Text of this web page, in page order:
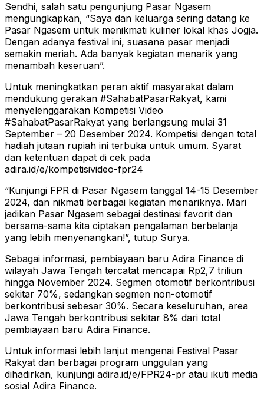
Sendhi, salah satu pengunjung Pasar Ngasem
mengungkapkan, “Saya dan keluarga sering datang ke
Pasar Ngasem untuk menikmati kuliner lokal khas Jogja.
Dengan adanya festival ini, suasana pasar menjadi
semakin meriah. Ada banyak kegiatan menarik yang
menambah keseruan”.
Untuk meningkatkan peran aktif masyarakat dalam
mendukung gerakan #SahabatPasarRakyat, kami
menyelenggarakan Kompetisi Video
#SahabatPasarRakyat yang berlangsung mulai 31
September – 20 Desember 2024. Kompetisi dengan total
hadiah jutaan rupiah ini terbuka untuk umum. Syarat
dan ketentuan dapat di cek pada
adira.id/e/kompetisivideo-fpr24
“Kunjungi FPR di Pasar Ngasem tanggal 14-15 Desember
2024, dan nikmati berbagai kegiatan menariknya. Mari
jadikan Pasar Ngasem sebagai destinasi favorit dan
bersama-sama kita ciptakan pengalaman berbelanja
yang lebih menyenangkan!”, tutup Surya.
Sebagai informasi, pembiayaan baru Adira Finance di
wilayah Jawa Tengah tercatat mencapai Rp2,7 triliun
hingga November 2024. Segmen otomotif berkontribusi
sekitar 70%, sedangkan segmen non-otomotif
berkontribusi sebesar 30%. Secara keseluruhan, area
Jawa Tengah berkontribusi sekitar 8% dari total
pembiayaan baru Adira Finance.
Untuk informasi lebih lanjut mengenai Festival Pasar
Rakyat dan berbagai program unggulan yang
dihadirkan, kunjungi adira.id/e/FPR24-pr atau ikuti media
sosial Adira Finance.